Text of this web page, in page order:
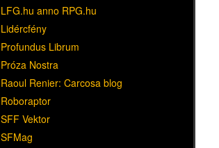
LFG.hu anno RPG.hu
Lidércfény
Profundus Librum
Próza Nostra
Raoul Renier: Carcosa blog
Roboraptor
SFF Vektor
SFMag